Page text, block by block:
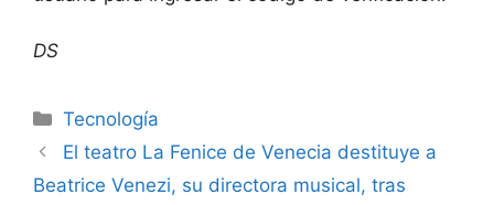
DS
Tecnología
El teatro La Fenice de Venecia destituye a
Beatrice Venezi, su directora musical, tras